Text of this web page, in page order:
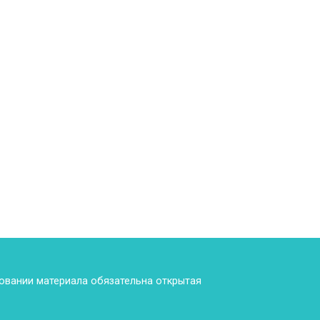
материала обязательна открытая